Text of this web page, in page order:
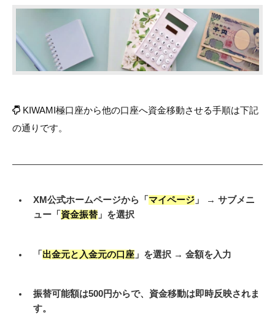
KIWAMI極口座から他の口座へ資金移動させる手順は下記
の通りです。
XM公式ホームページから「 マイページ」 → サブメニ
ュー「 資金振替」を選択
「出金元と入金元の口座」を選択 → 金額を入力
振替可能額は500円からで、資金移動は即時反映されま
す。